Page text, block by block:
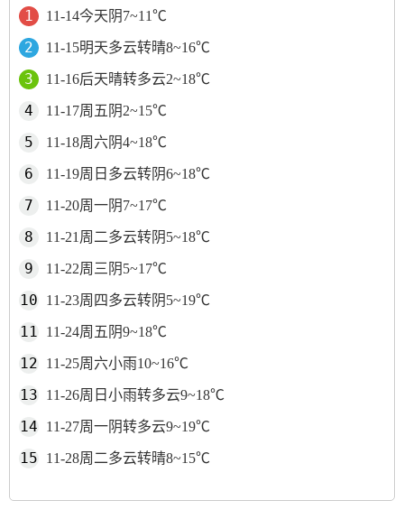
11-14今天阴7~11℃
11-15明天多云转晴8~16℃
11-16后天晴转多云2~18℃
11-17周五阴2~15℃
11-18周六阴4~18℃
11-19周日多云转阴6~18℃
11-20周一阴7~17℃
11-21周二多云转阴5~18℃
11-22周三阴5~17℃
11-23周四多云转阴5~19℃
11-24周五阴9~18℃
11-25周六小雨10~16℃
11-26周日小雨转多云9~18℃
11-27周一阴转多云9~19℃
11-28周二多云转晴8~15℃